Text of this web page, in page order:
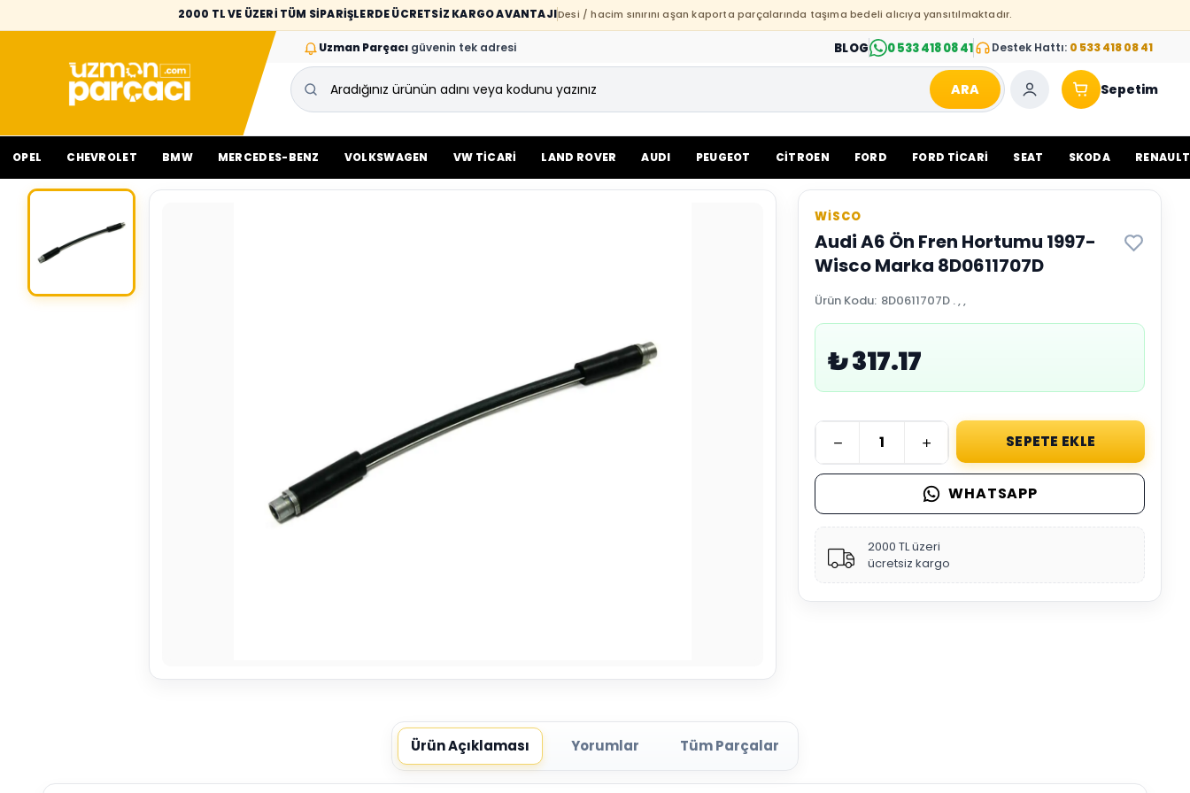
2000 TL VE ÜZERİ TÜM SİPARİŞLERDE ÜCRETSİZ KARGO AVANTAJIDesi / hacim sınırını aşan kaporta parçalarında taşıma bedeli alıcıya yansıtılmaktadır.
Uzman Parçacı güvenin tek adresi BLOG 0 533 418 08 41 Destek Hattı: 0 533 418 08 41
ARA Sepetim
OPEL CHEVROLET BMW MERCEDES-BENZ VOLKSWAGEN VW TİCARİ LAND ROVER AUDI PEUGEOT CİTROEN FORD FORD TİCARİ SEAT SKODA RENAULT
WİSCO
Audi A6 Ön Fren Hortumu 1997-
Wisco Marka 8D0611707D
Ürün Kodu: 8D0611707D . , ,
₺ 317.17
SEPETE EKLE
WHATSAPP
2000 TL üzeri
ücretsiz kargo
Ürün Açıklaması Yorumlar Tüm Parçalar